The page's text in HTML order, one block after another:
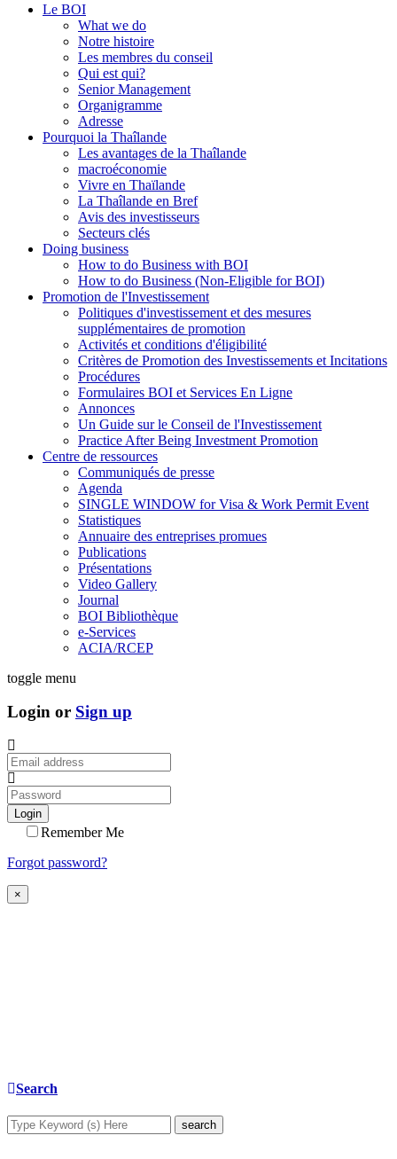
Le BOI
What we do
Notre histoire
Les membres du conseil
Qui est qui?
Senior Management
Organigramme
Adresse
Pourquoi la Thaîlande
Les avantages de la Thaîlande
macroéconomie
Vivre en Thaïlande
La Thaîlande en Bref
Avis des investisseurs
Secteurs clés
Doing business
How to do Business with BOI
How to do Business (Non-Eligible for BOI)
Promotion de l'Investissement
Politiques d'investissement et des mesures
supplémentaires de promotion
Activités et conditions d'éligibilité
Critères de Promotion des Investissements et Incitations
Procédures
Formulaires BOI et Services En Ligne
Annonces
Un Guide sur le Conseil de l'Investissement
Practice After Being Investment Promotion
Centre de ressources
Communiqués de presse
Agenda
SINGLE WINDOW for Visa & Work Permit Event
Statistiques
Annuaire des entreprises promues
Publications
Présentations
Video Gallery
Journal
BOI Bibliothèque
e-Services
ACIA/RCEP
toggle menu
Login or Sign up
Login
Remember Me
Forgot password?
×
Search
search